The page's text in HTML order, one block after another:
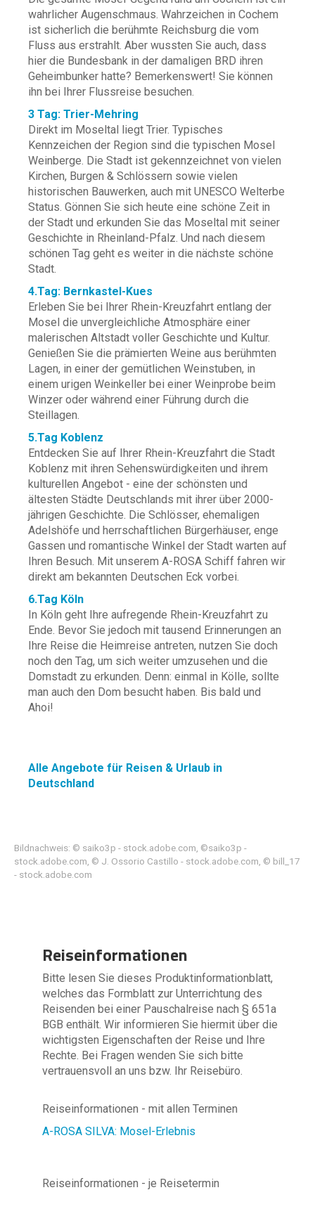
wahrlicher Augenschmaus. Wahrzeichen in Cochem
ist sicherlich die berühmte Reichsburg die vom
Fluss aus erstrahlt. Aber wussten Sie auch, dass
hier die Bundesbank in der damaligen BRD ihren
Geheimbunker hatte? Bemerkenswert! Sie können
ihn bei Ihrer Flussreise besuchen.
3 Tag: Trier-Mehring
Direkt im Moseltal liegt Trier. Typisches
Kennzeichen der Region sind die typischen Mosel
Weinberge. Die Stadt ist gekennzeichnet von vielen
Kirchen, Burgen & Schlössern sowie vielen
historischen Bauwerken, auch mit UNESCO Welterbe
Status. Gönnen Sie sich heute eine schöne Zeit in
der Stadt und erkunden Sie das Moseltal mit seiner
Geschichte in Rheinland-Pfalz. Und nach diesem
schönen Tag geht es weiter in die nächste schöne
Stadt.
4.Tag: Bernkastel-Kues
Erleben Sie bei Ihrer Rhein-Kreuzfahrt entlang der
Mosel die unvergleichliche Atmosphäre einer
malerischen Altstadt voller Geschichte und Kultur.
Genießen Sie die prämierten Weine aus berühmten
Lagen, in einer der gemütlichen Weinstuben, in
einem urigen Weinkeller bei einer Weinprobe beim
Winzer oder während einer Führung durch die
Steillagen.
5.Tag Koblenz
Entdecken Sie auf Ihrer Rhein-Kreuzfahrt die Stadt
Koblenz mit ihren Sehenswürdigkeiten und ihrem
kulturellen Angebot - eine der schönsten und
ältesten Städte Deutschlands mit ihrer über 2000-
jährigen Geschichte. Die Schlösser, ehemaligen
Adelshöfe und herrschaftlichen Bürgerhäuser, enge
Gassen und romantische Winkel der Stadt warten auf
Ihren Besuch. Mit unserem A-ROSA Schiff fahren wir
direkt am bekannten Deutschen Eck vorbei.
6.Tag Köln
In Köln geht Ihre aufregende Rhein-Kreuzfahrt zu
Ende. Bevor Sie jedoch mit tausend Erinnerungen an
Ihre Reise die Heimreise antreten, nutzen Sie doch
noch den Tag, um sich weiter umzusehen und die
Domstadt zu erkunden. Denn: einmal in Kölle, sollte
man auch den Dom besucht haben. Bis bald und
Ahoi!
Alle Angebote für Reisen & Urlaub in
Deutschland
Bildnachweis: © saiko3p - stock.adobe.com, ©saiko3p -
stock.adobe.com, © J. Ossorio Castillo - stock.adobe.com, © bill_17
- stock.adobe.com
Reiseinformationen
Bitte lesen Sie dieses Produktinformationblatt,
welches das Formblatt zur Unterrichtung des
Reisenden bei einer Pauschalreise nach § 651a
BGB enthält. Wir informieren Sie hiermit über die
wichtigsten Eigenschaften der Reise und Ihre
Rechte. Bei Fragen wenden Sie sich bitte
vertrauensvoll an uns bzw. Ihr Reisebüro.
Reiseinformationen - mit allen Terminen
A-ROSA SILVA: Mosel-Erlebnis
Reiseinformationen - je Reisetermin